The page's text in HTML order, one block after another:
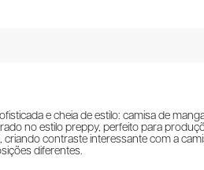
e cheia de estilo: camisa de
no estilo preppy, perfeito para
contraste interessante com a
diferentes.